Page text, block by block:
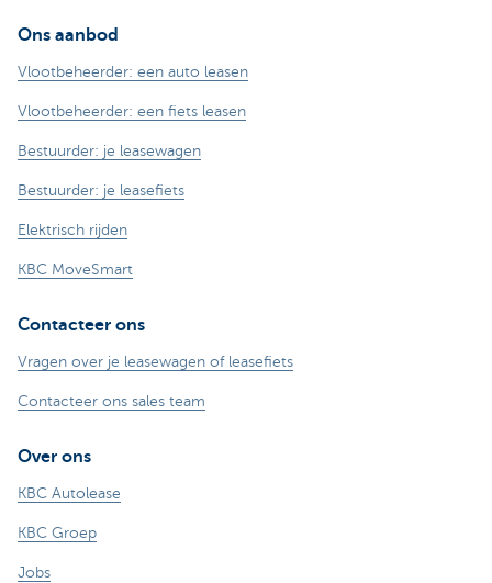
Ons aanbod
Vlootbeheerder: een auto leasen
Vlootbeheerder: een fiets leasen
Bestuurder: je leasewagen
Bestuurder: je leasefiets
Elektrisch rijden
KBC MoveSmart
Contacteer ons
Vragen over je leasewagen of leasefiets
Contacteer ons sales team
Over ons
KBC Autolease
KBC Groep
Jobs